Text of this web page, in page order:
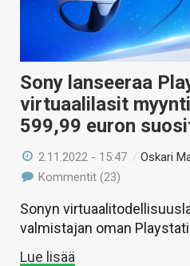
Sony lanseeraa
virtuaalilasit
599,99 euron
2.11.2022 - 15:47 /Oskari
Kommentit (23)
Sonyn
valmistajan oman
Lue lisää